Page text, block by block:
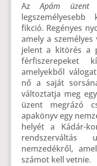
AzApám üzent
fikció. Regényes
amely a
jelent a kitörés a
férfiszerepeket
amelyekből
nő a saját
változtatja meg
üzent megrázó
apakönyv egy
helyét a Kádár-
nemzedékről,
számot kell vetnie.